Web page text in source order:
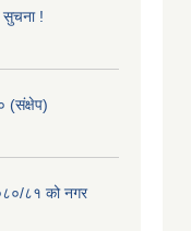
सुचना !
(संक्षेप)
८१ को नगर